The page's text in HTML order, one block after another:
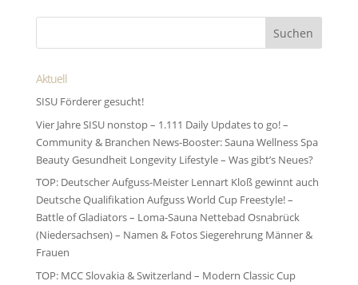
Aktuell
SISU Förderer gesucht!
Vier Jahre SISU nonstop – 1.111 Daily Updates to go! –
Community & Branchen News-Booster: Sauna Wellness Spa
Beauty Gesundheit Longevity Lifestyle – Was gibt’s Neues?
TOP: Deutscher Aufguss-Meister Lennart Kloß gewinnt auch
Deutsche Qualifikation Aufguss World Cup Freestyle! –
Battle of Gladiators – Loma-Sauna Nettebad Osnabrück
(Niedersachsen) – Namen & Fotos Siegerehrung Männer &
Frauen
TOP: MCC Slovakia & Switzerland – Modern Classic Cup